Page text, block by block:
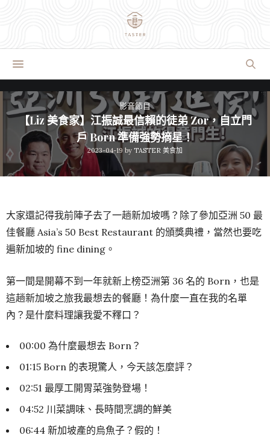
影音節目
【Liz 美食家】江振誠最信賴的徒弟 Zor，自立門
戶 Born 準備強勢摘星！
2023-04-19 by TASTER 美食加
大家還記得我前陣子去了一趟新加坡嗎？除了參加亞洲 50 最
佳餐廳 Asia’s 50 Best Restaurant 的頒獎典禮，當然也要吃
遍新加坡的 fine dining。
第一間是開幕不到一年就新上榜亞洲第 36 名的 Born，也是
這趟新加坡之旅我最想去的餐廳！為什麼一直在我的名單
內？是什麼料理讓我愛不釋口？
00:00 為什麼最想去 Born？
01:15 Born 的表現驚人，今天該怎麼評？
02:51 最厚工開胃菜強勢登場！
04:52 川菜調味、長時間烹調的鮮美
06:44 新加坡產的烏魚子？假的！